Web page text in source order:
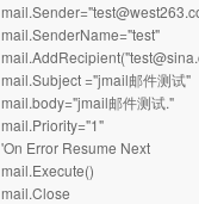
mail.SenderName="test"
mail.Subject ="jmail邮件测试"
mail.body="jmail邮件测试."
mail.Priority="1"
'On Error Resume Next
mail.Execute()
mail.Close